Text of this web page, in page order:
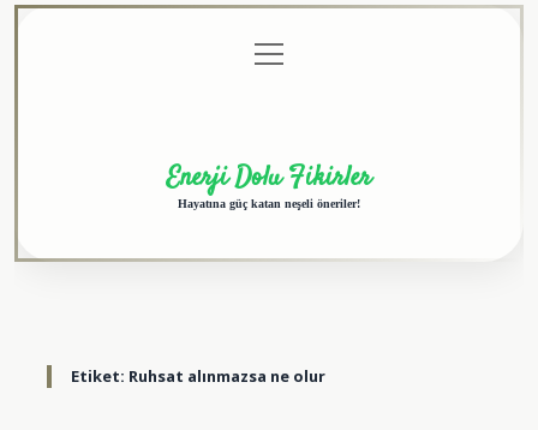
menüyü
aç
Enerji Dolu Fikirler
Hayatına güç katan neşeli öneriler!
Etiket: Ruhsat alınmazsa ne olur